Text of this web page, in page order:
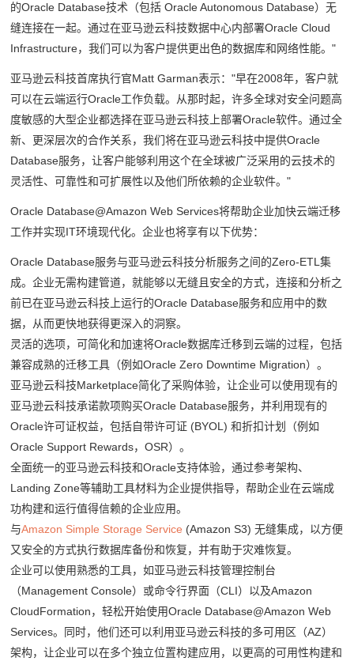
的Oracle Database技术（包括 Oracle Autonomous Database）无
缝连接在一起。通过在亚马逊云科技数据中心内部署Oracle Cloud
Infrastructure，我们可以为客户提供更出色的数据库和网络性能。"
亚马逊云科技首席执行官Matt Garman表示："早在2008年，客户就
可以在云端运行Oracle工作负载。从那时起，许多全球对安全问题高
度敏感的大型企业都选择在亚马逊云科技上部署Oracle软件。通过全
新、更深层次的合作关系，我们将在亚马逊云科技中提供Oracle
Database服务，让客户能够利用这个在全球被广泛采用的云技术的
灵活性、可靠性和可扩展性以及他们所依赖的企业软件。"
Oracle Database@Amazon Web Services将帮助企业加快云端迁移
工作并实现IT环境现代化。企业也将享有以下优势：
Oracle Database服务与亚马逊云科技分析服务之间的Zero-ETL集
成。企业无需构建管道，就能够以无缝且安全的方式，连接和分析之
前已在亚马逊云科技上运行的Oracle Database服务和应用中的数
据，从而更快地获得更深入的洞察。
灵活的选项，可简化和加速将Oracle数据库迁移到云端的过程，包括
兼容成熟的迁移工具（例如Oracle Zero Downtime Migration）。
亚马逊云科技Marketplace简化了采购体验，让企业可以使用现有的
亚马逊云科技承诺款项购买Oracle Database服务，并利用现有的
Oracle许可证权益，包括自带许可证 (BYOL) 和折扣计划（例如
Oracle Support Rewards，OSR）。
全面统一的亚马逊云科技和Oracle支持体验，通过参考架构、
Landing Zone等辅助工具材料为企业提供指导，帮助企业在云端成
功构建和运行值得信赖的企业应用。
与Amazon Simple Storage Service (Amazon S3) 无缝集成，以方便
又安全的方式执行数据库备份和恢复，并有助于灾难恢复。
企业可以使用熟悉的工具，如亚马逊云科技管理控制台
（Management Console）或命令行界面（CLI）以及Amazon
CloudFormation，轻松开始使用Oracle Database@Amazon Web
Services。同时，他们还可以利用亚马逊云科技的多可用区（AZ）
架构，让企业可以在多个独立位置构建应用，以更高的可用性构建和